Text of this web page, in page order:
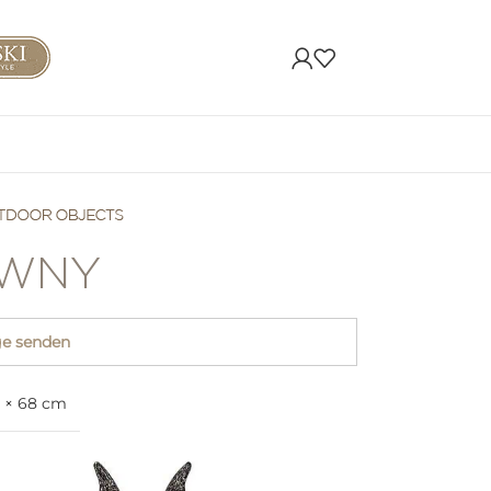
senden
× 68 cm